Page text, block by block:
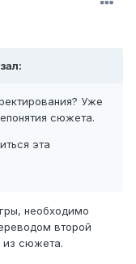
Уже
сюжета.
эта
необходимо
второй
из сюжета.